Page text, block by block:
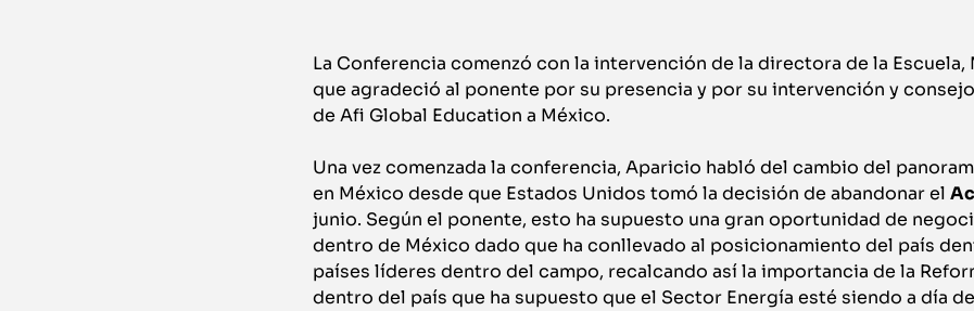
La Conferencia comenzó con la intervención de la directora de la Escuela,
que agradeció al ponente por su presencia y por su intervención y
de Afi Global Education a México.
Una vez comenzada la conferencia, Aparicio habló del cambio del
en México desde que Estados Unidos tomó la decisión de abandonar el
junio. Según el ponente, esto ha supuesto una gran oportunidad de
dentro de México dado que ha conllevado al posicionamiento del país
países líderes dentro del campo, recalcando así la importancia de la
dentro del país que ha supuesto que el Sector Energía esté siendo a día